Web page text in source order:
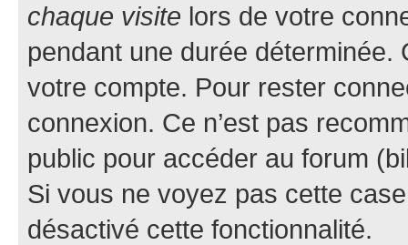
chaque visite lors de votre
pendant une durée déterminée.
votre compte. Pour rester
connexion. Ce n’est pas
public pour accéder au forum
Si vous ne voyez pas cette
désactivé cette fonctionnalité.